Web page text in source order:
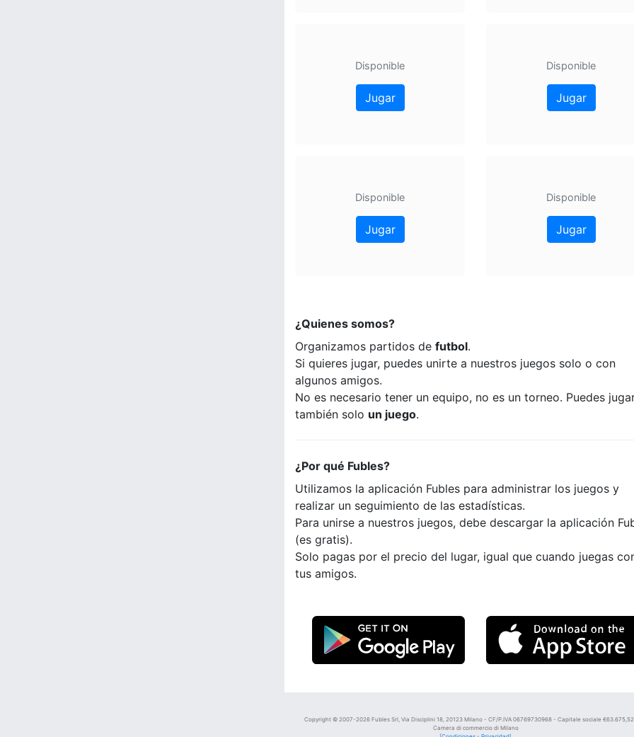
Disponible
Jugar
Disponible
Jugar
Disponible
Jugar
Disponible
Jugar
¿Quienes somos?
Organizamos partidos de futbol.
Si quieres jugar, puedes unirte a nuestros juegos solo o con
algunos amigos.
No es necesario tener un equipo, no es un torneo. Puedes
también solo un juego.
¿Por qué Fubles?
Utilizamos la aplicación Fubles para administrar los juegos y
realizar un seguimiento de las estadísticas.
Para unirse a nuestros juegos, debe descargar la aplicación
(es gratis).
Solo pagas por el precio del lugar, igual que cuando juegas
tus amigos.
Copyright © 2007-2026 Fubles Srl, Via Disciplini 18, 20123 Milano - CF/P.IVA 06769730968 - Capitale sociale
Camera di commercio di Milano